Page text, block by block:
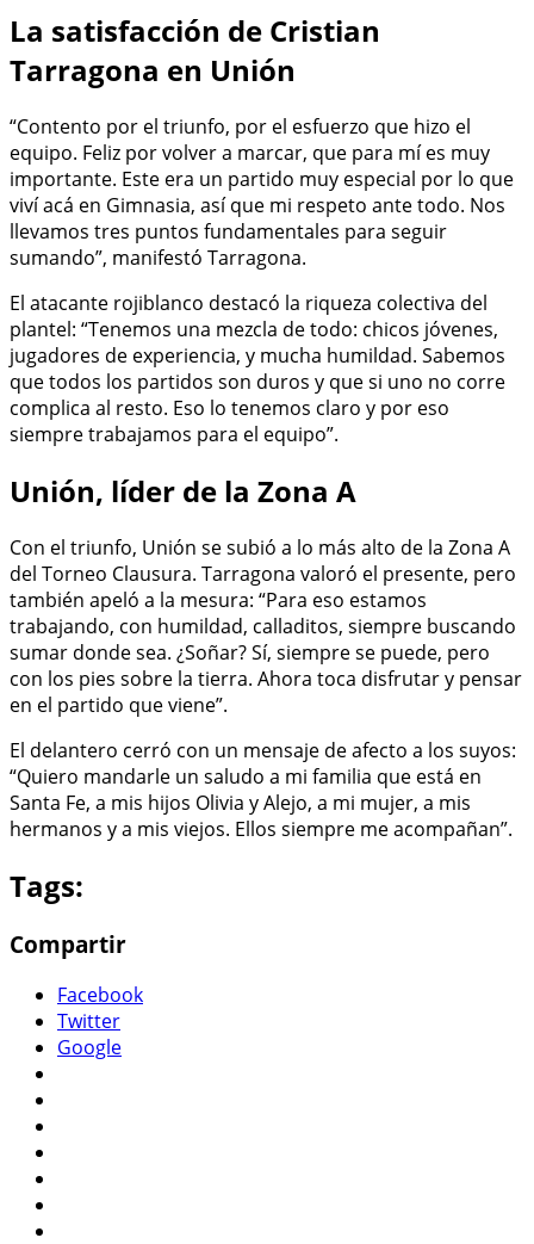
La satisfacción de Cristian
Tarragona en Unión
“Contento por el triunfo, por el esfuerzo que hizo el
equipo. Feliz por volver a marcar, que para mí es muy
importante. Este era un partido muy especial por lo que
viví acá en Gimnasia, así que mi respeto ante todo. Nos
llevamos tres puntos fundamentales para seguir
sumando”, manifestó Tarragona.
El atacante rojiblanco destacó la riqueza colectiva del
plantel: “Tenemos una mezcla de todo: chicos jóvenes,
jugadores de experiencia, y mucha humildad. Sabemos
que todos los partidos son duros y que si uno no corre
complica al resto. Eso lo tenemos claro y por eso
siempre trabajamos para el equipo”.
Unión, líder de la Zona A
Con el triunfo, Unión se subió a lo más alto de la Zona A
del Torneo Clausura. Tarragona valoró el presente, pero
también apeló a la mesura: “Para eso estamos
trabajando, con humildad, calladitos, siempre buscando
sumar donde sea. ¿Soñar? Sí, siempre se puede, pero
con los pies sobre la tierra. Ahora toca disfrutar y pensar
en el partido que viene”.
El delantero cerró con un mensaje de afecto a los suyos:
“Quiero mandarle un saludo a mi familia que está en
Santa Fe, a mis hijos Olivia y Alejo, a mi mujer, a mis
hermanos y a mis viejos. Ellos siempre me acompañan”.
Tags:
Compartir
Facebook
Twitter
Google